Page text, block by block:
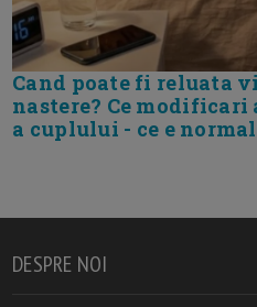
Cand poate fi reluata
nastere? Ce
a cuplului - ce e
DESPRE NOI